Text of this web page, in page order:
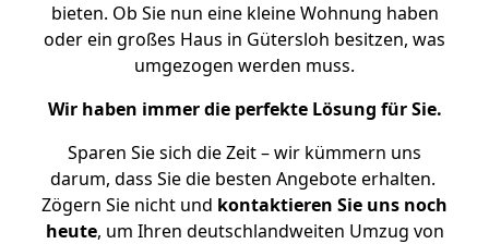
bieten. Ob Sie nun eine kleine Wohnung haben
oder ein großes Haus in Gütersloh besitzen, was
umgezogen werden muss.
Wir haben immer die perfekte Lösung für Sie.
Sparen Sie sich die Zeit – wir kümmern uns
darum, dass Sie die besten Angebote erhalten.
Zögern Sie nicht und kontaktieren Sie uns noch
heute, um Ihren deutschlandweiten Umzug von